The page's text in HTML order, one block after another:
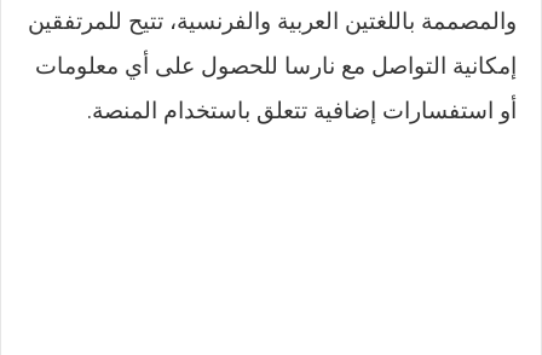
والمصممة باللغتين العربية والفرنسية، تتيح للمرتفقين
إمكانية التواصل مع نارسا للحصول على أي معلومات
أو استفسارات إضافية تتعلق باستخدام المنصة.